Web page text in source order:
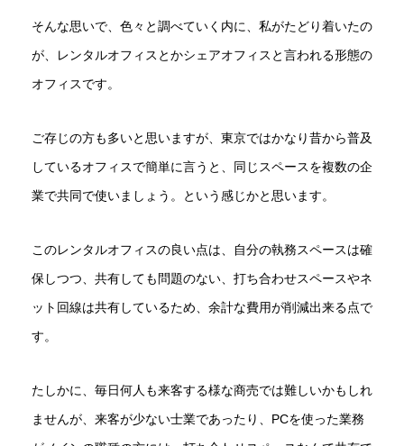
そんな思いで、色々と調べていく内に、私がたどり着いたの
が、レンタルオフィスとかシェアオフィスと言われる形態の
オフィスです。
ご存じの方も多いと思いますが、東京ではかなり昔から普及
しているオフィスで簡単に言うと、同じスペースを複数の企
業で共同で使いましょう。という感じかと思います。
このレンタルオフィスの良い点は、自分の執務スペースは確
保しつつ、共有しても問題のない、打ち合わせスペースやネ
ット回線は共有しているため、余計な費用が削減出来る点で
す。
たしかに、毎日何人も来客する様な商売では難しいかもしれ
ませんが、来客が少ない士業であったり、PCを使った業務